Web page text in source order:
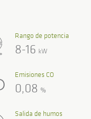
Rango de potencia
8-16 kW
Emisiones CO
0,08 %
Salida de humos